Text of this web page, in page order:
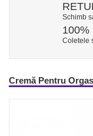
Schimb
100%
Coletele
Cremă Pentru